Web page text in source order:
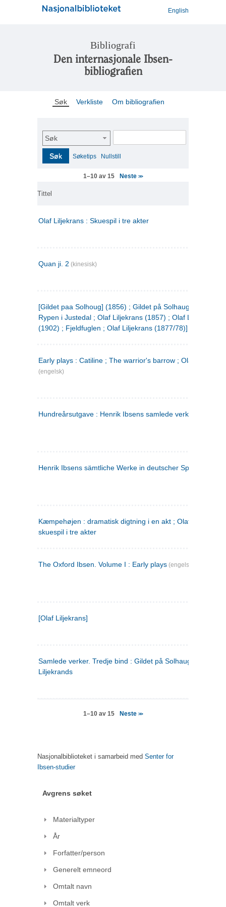
English
Bibliografi
Den internasjonale Ibsen-
bibliografien
Søk Verkliste Om bibliografien
Søk
Søk Søketips Nullstill
1–10 av 15 Neste>>
Tittel
Olaf Liljekrans : Skuespil i tre akter
Quan ji. 2 (kinesisk)
[Gildet paa Solhoug] (1856) ; Gildet på Solhaug (1883) ;
Rypen i Justedal ; Olaf Liljekrans (1857) ; Olaf Liljekrans
(1902) ; Fjeldfuglen ; Olaf Liljekrans (1877/78)]
Early plays : Catiline ; The warrior's barrow ; Olaf Liljekrans
(engelsk)
Hundreårsutgave : Henrik Ibsens samlede verker. 3
Henrik Ibsens sämtliche Werke in deutscher Sprache. 2
Kæmpehøjen : dramatisk digtning i en akt ; Olaf Liljekrans :
skuespil i tre akter
The Oxford Ibsen. Volume I : Early plays (engelsk)
[Olaf Liljekrans]
Samlede verker. Tredje bind : Gildet på Solhaug ; Olaf
Liljekrands
1–10 av 15 Neste>>
Nasjonalbiblioteket i samarbeid med Senter for
Ibsen-studier
Avgrens søket
Materialtyper
År
Forfatter/person
Generelt emneord
Omtalt navn
Omtalt verk